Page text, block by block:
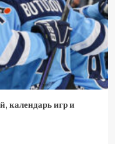
календарь игр и